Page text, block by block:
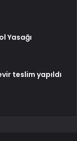
Yasağı
teslim yapıldı